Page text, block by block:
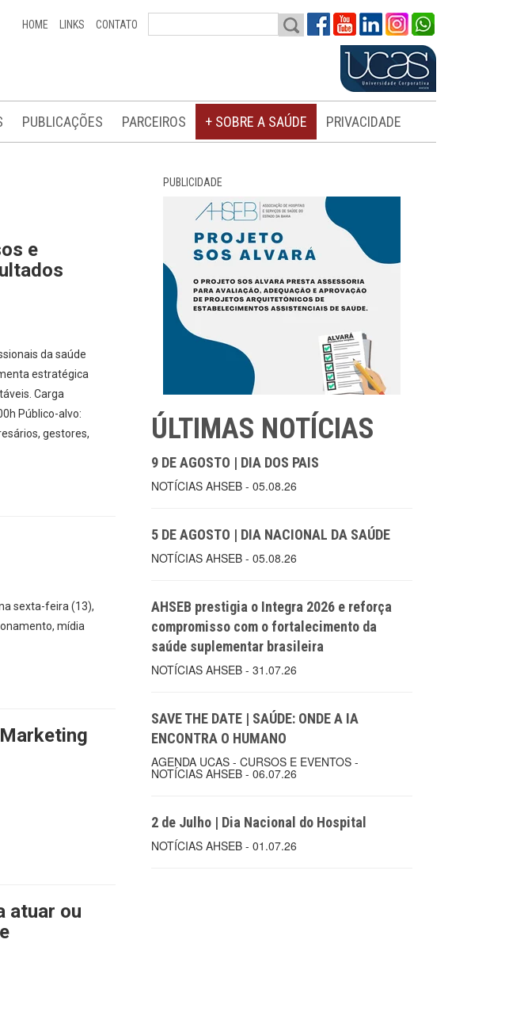
HOME LINKS CONTATO
PUBLICAÇÕES PARCEIROS + SOBRE A SAÚDE PRIVACIDADE
e
da saúde
estratégica
Carga
Público-alvo:
gestores,
sexta-feira (13),
mídia
atuar ou
PUBLICIDADE
ÚLTIMAS NOTÍCIAS
9 DE AGOSTO | DIA DOS PAIS
NOTÍCIAS AHSEB - 05.08.26
5 DE AGOSTO | DIA NACIONAL DA SAÚDE
NOTÍCIAS AHSEB - 05.08.26
AHSEB prestigia o Integra 2026 e reforça
compromisso com o fortalecimento da
saúde suplementar brasileira
NOTÍCIAS AHSEB - 31.07.26
SAVE THE DATE | SAÚDE: ONDE A IA
ENCONTRA O HUMANO
AGENDA UCAS - CURSOS E EVENTOS -
NOTÍCIAS AHSEB - 06.07.26
2 de Julho | Dia Nacional do Hospital
NOTÍCIAS AHSEB - 01.07.26